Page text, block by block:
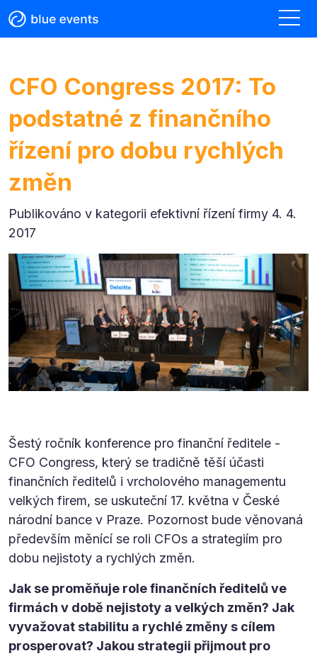
CFO Congress 2017: To
podstatné z finančního
řízení pro dobu rychlých
změn
Publikováno v kategorii efektivní řízení firmy 4. 4.
2017
Šestý ročník konference pro finanční ředitele -
CFO Congress, který se tradičně těší účasti
finančních ředitelů i vrcholového managementu
velkých firem, se uskuteční 17. května v České
národní bance v Praze. Pozornost bude věnovaná
především měnící se roli CFOs a strategiím pro
dobu nejistoty a rychlých změn.
Jak se proměňuje role finančních ředitelů ve
firmách v době nejistoty a velkých změn? Jak
vyvažovat stabilitu a rychlé změny s cílem
prosperovat? Jakou strategii přijmout pro